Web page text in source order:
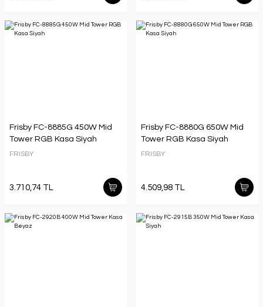
Frisby FC-8885G 450W Mid
Tower RGB Kasa Siyah
FRISBY
3.710,74 TL
Frisby FC-8880G 650W Mid
Tower RGB Kasa Siyah
FRISBY
4.509,98 TL